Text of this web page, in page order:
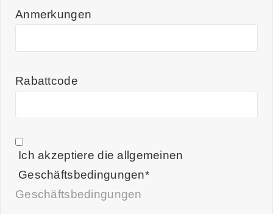
Anmerkungen
Rabattcode
Ich akzeptiere die allgemeinen
Geschäftsbedingungen*
Geschäftsbedingungen